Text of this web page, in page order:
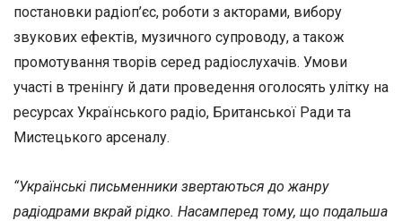
постановки радіоп’єс, роботи з акторами, вибору
звукових ефектів, музичного супроводу, а також
промотування творів серед радіослухачів. Умови
участі в тренінгу й дати проведення оголосять улітку на
ресурсах Українського радіо, Британської Ради та
Мистецького арсеналу.
“Українські письменники звертаються до жанру
радіодрами вкрай рідко. Насамперед тому, що подальша